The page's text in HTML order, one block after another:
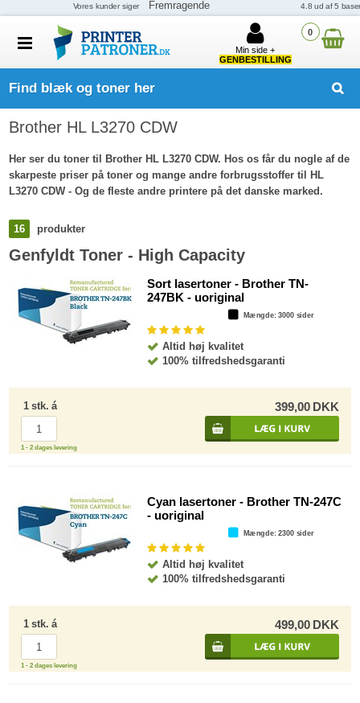
0
Min side +
GENBESTILLING
Find blæk og toner her
Brother HL L3270 CDW
Her ser du toner til Brother HL L3270 CDW. Hos os får du nogle af de
skarpeste priser på toner og mange andre forbrugsstoffer til HL
L3270 CDW - Og de fleste andre printere på det danske marked.
16 produkter
Genfyldt Toner - High Capacity
Sort lasertoner - Brother TN-
247BK - uoriginal
Mængde: 3000 sider
Altid høj kvalitet
100% tilfredshedsgaranti
1 stk. á 399,00 DKK
1 - 2 dages levering
Cyan lasertoner - Brother TN-247C
- uoriginal
Mængde: 2300 sider
Altid høj kvalitet
100% tilfredshedsgaranti
1 stk. á 499,00 DKK
1 - 2 dages levering